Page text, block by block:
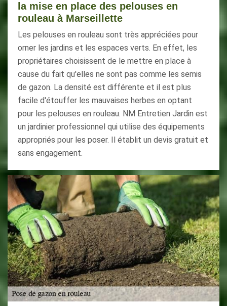
la mise en place des pelouses en
rouleau à Marseillette
Les pelouses en rouleau sont très appréciées pour
orner les jardins et les espaces verts. En effet, les
propriétaires choisissent de le mettre en place à
cause du fait qu'elles ne sont pas comme les semis
de gazon. La densité est différente et il est plus
facile d'étouffer les mauvaises herbes en optant
pour les pelouses en rouleau. NM Entretien Jardin est
un jardinier professionnel qui utilise des équipements
appropriés pour les poser. Il établit un devis gratuit et
sans engagement.